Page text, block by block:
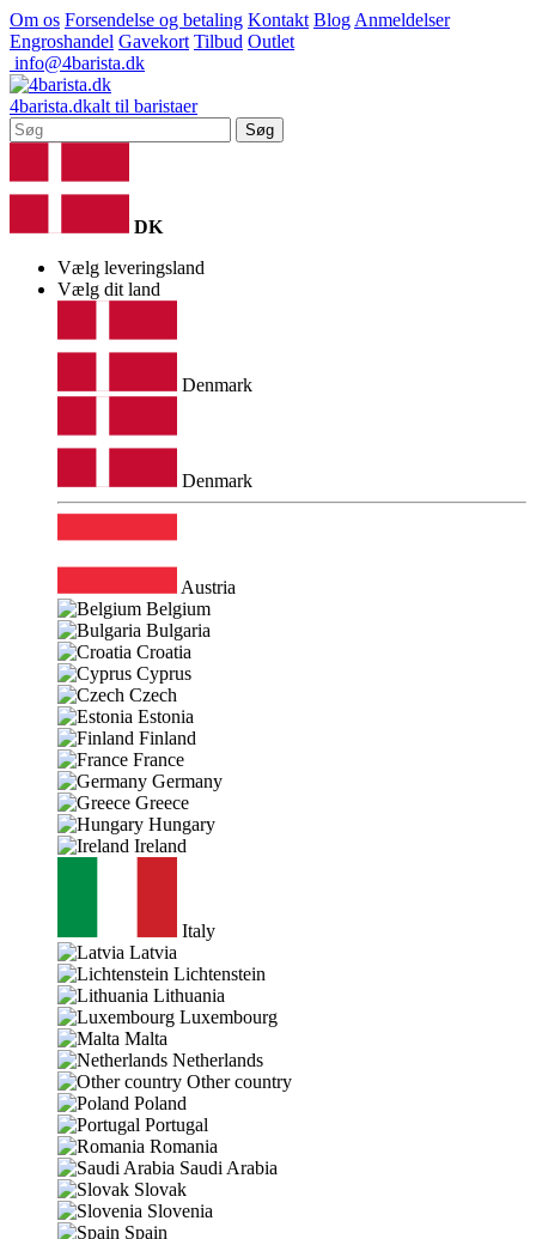
Om os Forsendelse og betaling Kontakt Blog Anmeldelser
Engroshandel Gavekort Tilbud Outlet
info@4barista.dk
4barista.dkalt til baristaer
Søg
DK
Vælg leveringsland
Vælg dit land
Denmark
Denmark
Austria
Belgium
Bulgaria
Croatia
Cyprus
Czech
Estonia
Finland
France
Germany
Greece
Hungary
Ireland
Italy
Latvia
Lichtenstein
Lithuania
Luxembourg
Malta
Netherlands
Other country
Poland
Portugal
Romania
Saudi Arabia
Slovak
Slovenia
Spain